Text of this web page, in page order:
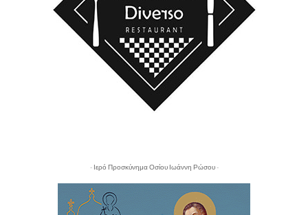
- Ιερό Προσκύνημα Οσίου Ιωάννη Ρώσου -